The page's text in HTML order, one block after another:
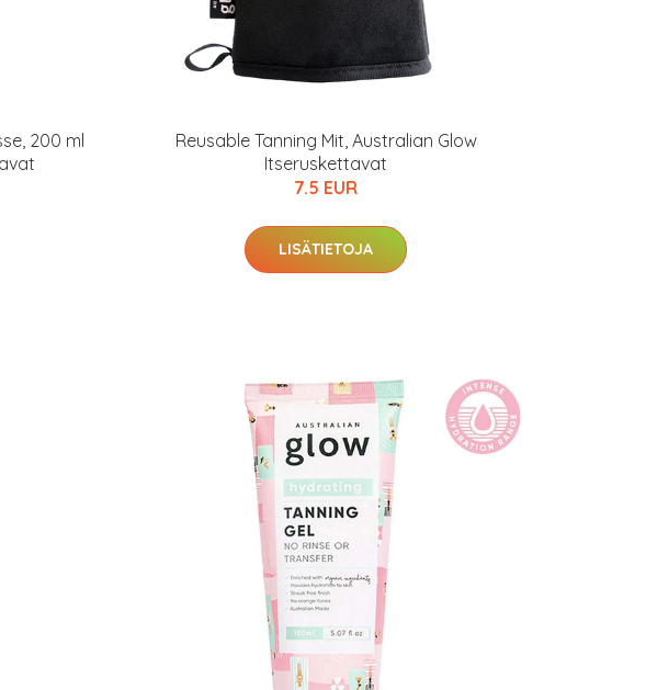
200 ml
Reusable Tanning Mit, Australian Glow
Itseruskettavat
7.5 EUR
LISÄTIETOJA